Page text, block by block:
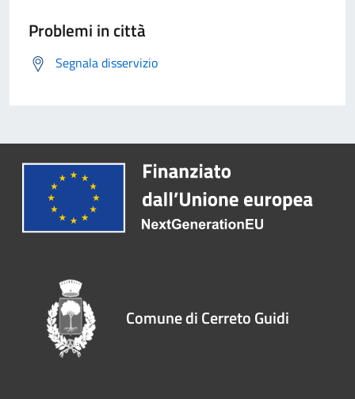
Problemi in città
Segnala disservizio
Comune di Cerreto Guidi